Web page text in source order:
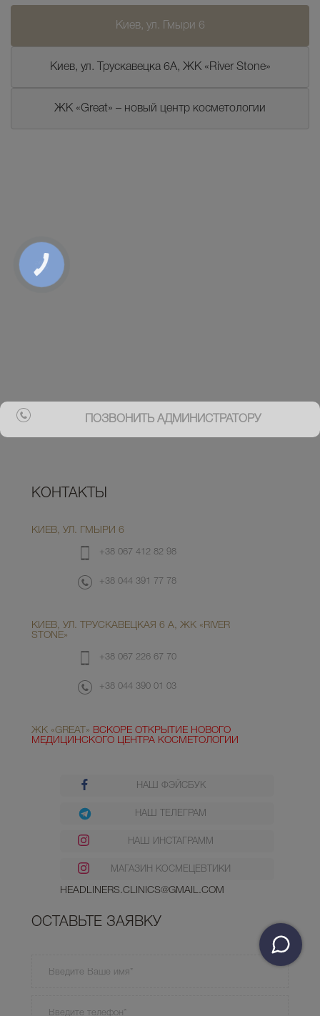
ПОЗВОНИТЬ АДМИНИСТРАТОРУ
Киев, ул. Гмыри 6
Киев, ул. Трускавецка 6А, ЖК «River Stone»
ЖК «Great» – новый центр косметологии
КОНТАКТЫ
КИЕВ, УЛ. ГМЫРИ 6
+38 067 412 82 98
+38 044 391 77 78
КИЕВ, УЛ. ТРУСКАВЕЦКАЯ 6 А, ЖК «RIVER
STONE»
+38 067 226 67 70
+38 044 390 01 03
ЖК «GREAT» ВСКОРЕ ОТКРЫТИЕ НОВОГО
МЕДИЦИНСКОГО ЦЕНТРА КОСМЕТОЛОГИИ
НАШ ФЭЙСБУК
НАШ ТЕЛЕГРАМ
НАШ ИНСТАГРАММ
МАГАЗИН КОСМЕЦЕВТИКИ
HEADLINERS.CLINICS@GMAIL.COM
ОСТАВЬТЕ ЗАЯВКУ